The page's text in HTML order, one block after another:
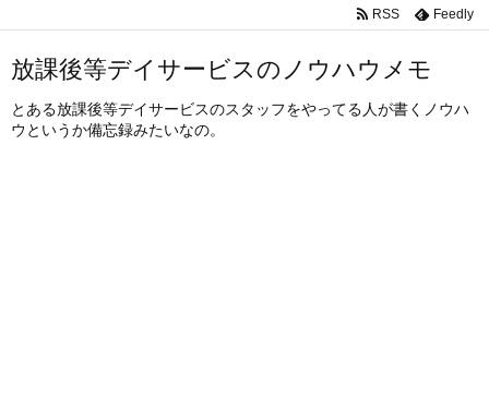
放課後等デイサービスのノウハウメモ
とある放課後等デイサービスのスタッフをやってる人が書くノウハ
ウというか備忘録みたいなの。
RSS Feedly